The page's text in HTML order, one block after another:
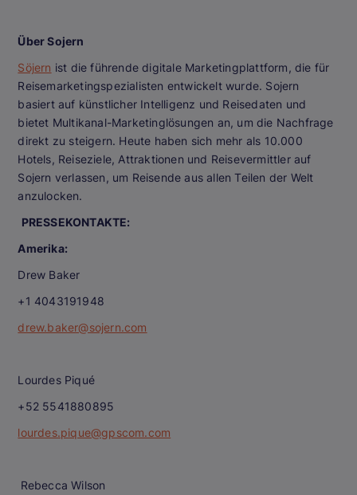
Über Sojern
Söjern ist die führende digitale Marketingplattform, die für
Reisemarketingspezialisten entwickelt wurde. Sojern
basiert auf künstlicher Intelligenz und Reisedaten und
bietet Multikanal-Marketinglösungen an, um die Nachfrage
direkt zu steigern. Heute haben sich mehr als 10.000
Hotels, Reiseziele, Attraktionen und Reisevermittler auf
Sojern verlassen, um Reisende aus allen Teilen der Welt
anzulocken.
PRESSEKONTAKTE:
Amerika:
Drew Baker
+1 4043191948
drew.baker@sojern.com
Lourdes Piqué
+52 5541880895
lourdes.pique@gpscom.com
Rebecca Wilson